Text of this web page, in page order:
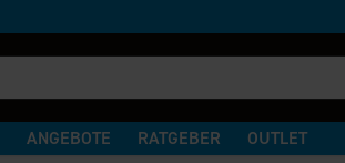
ANGEBOTE RATGEBER OUTLET